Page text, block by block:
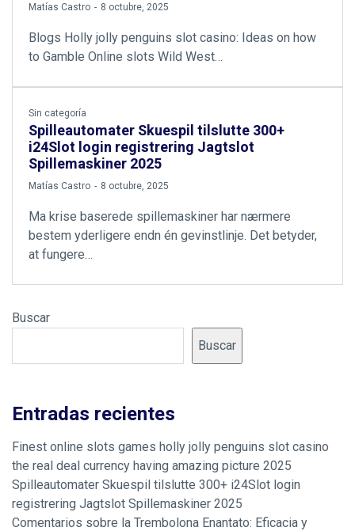
by
Matías Castro 8 octubre, 2025
Blogs Holly jolly penguins slot casino: Ideas on how
to Gamble Online slots Wild West…
Sin categoría
Spilleautomater Skuespil tilslutte 300+
i24Slot login registrering Jagtslot
Spillemaskiner 2025
by
Matías Castro 8 octubre, 2025
Ma krise baserede spillemaskiner har nærmere
bestem yderligere endn én gevinstlinje. Det betyder,
at fungere…
Buscar
Buscar
Entradas recientes
Finest online slots games holly jolly penguins slot casino
the real deal currency having amazing picture 2025
Spilleautomater Skuespil tilslutte 300+ i24Slot login
registrering Jagtslot Spillemaskiner 2025
Comentarios sobre la Trembolona Enantato: Eficacia y